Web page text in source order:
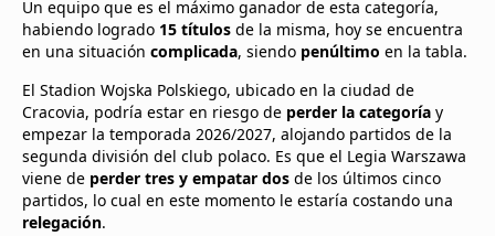
Un equipo que es el máximo ganador de esta categoría,
habiendo logrado 15 títulos de la misma, hoy se encuentra
en una situación complicada, siendo penúltimo en la tabla.
El Stadion Wojska Polskiego, ubicado en la ciudad de
Cracovia, podría estar en riesgo de perder la categoría y
empezar la temporada 2026/2027, alojando partidos de la
segunda división del club polaco. Es que el Legia Warszawa
viene de perder tres y empatar dos de los últimos cinco
partidos, lo cual en este momento le estaría costando una
relegación.